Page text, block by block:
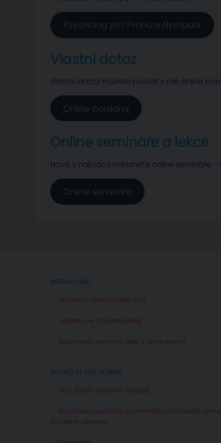
Psycholog pro Prahu a Nymburk
Vlastní dotaz
Vlastní dotaz můžete položit v mé online
Online poradna
Online semináře a lekce
Nově v nabídce naleznete online semináře -
Online semináře
MÉDIA O MNĚ
Hostem v televizi Metropol
Hostem ve Všechnopárty
Rozhovory se mnou jako s terapeutem
MOHLO BY VÁS ZAJÍMAT
FAQ (často kladené dotazy)
Psychoterapeutická, partnerská i manželská
poradna zdarma